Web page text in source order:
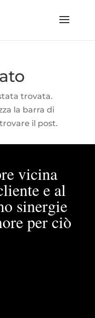
trovata.
la barra di
il post.
vicina
e al
sinergie
per ciò